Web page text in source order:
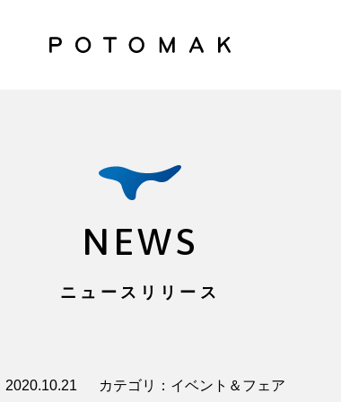
NEWS
ニュースリリース
2020.10.21 カテゴリ：イベント＆フェア